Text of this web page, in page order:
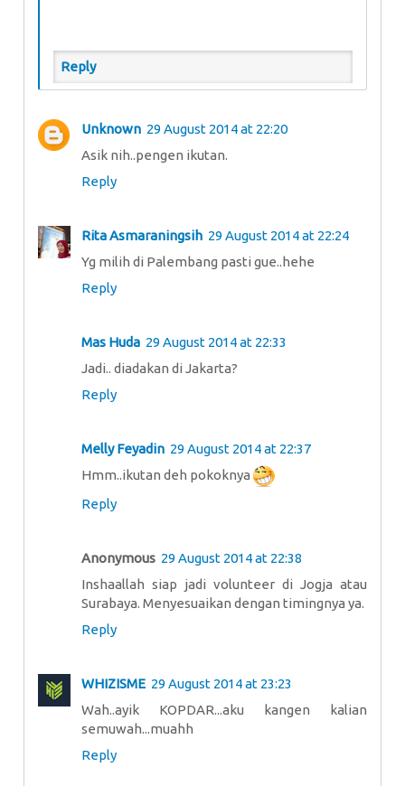
Reply
Unknown 29 August 2014 at 22:20
Asik nih..pengen ikutan.
Reply
Rita Asmaraningsih 29 August 2014 at 22:24
Yg milih di Palembang pasti gue..hehe
Reply
Mas Huda 29 August 2014 at 22:33
Jadi.. diadakan di Jakarta?
Reply
Melly Feyadin 29 August 2014 at 22:37
Hmm..ikutan deh pokoknya
Reply
Anonymous 29 August 2014 at 22:38
Inshaallah siap jadi volunteer di Jogja atau
Surabaya. Menyesuaikan dengan timingnya ya.
Reply
WHIZISME 29 August 2014 at 23:23
Wah..ayik KOPDAR...aku kangen kalian
semuwah...muahh
Reply